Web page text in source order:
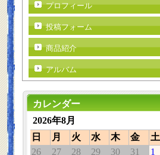
プロフィール
投稿フォーム
商品紹介
アルバム
カレンダー
2026年8月
日
月 火 水 木 金
土
26
27 28 29 30 31
1